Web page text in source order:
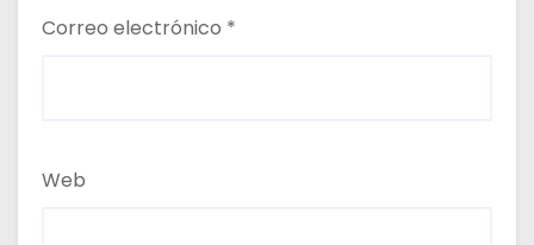
Correo electrónico *
Web